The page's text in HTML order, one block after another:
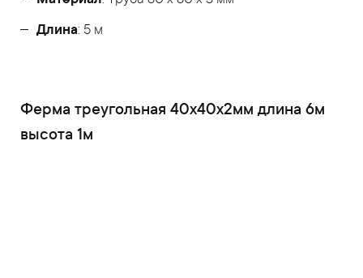
Длина: 5 м
Ферма треугольная 40x40x2мм длина 6м
высота 1м